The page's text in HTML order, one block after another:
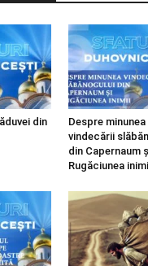
din
Despre minunea
vindecării
din Capernaum
Rugăciunea